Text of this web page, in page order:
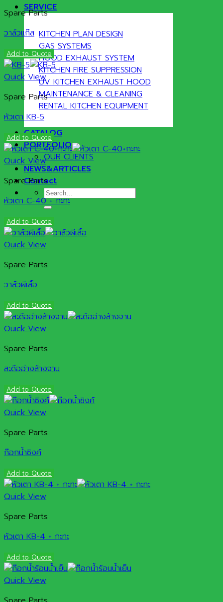
SERVICE
KITCHEN PLAN DESIGN
GAS SYSTEMS
HOOD EXHAUST SYSTEM
KITCHEN FIRE SUPPRESSION
UV KITCHEN EXHAUST HOOD
MAINTENANCE & CLEANING
RENTAL KITCHEN EQUIPMENT
CATALOG
PORTFOLIO
OUR CLIENTS
NEWS&ARTICLES
Contact
Search
for:
Spare Parts
วาล์วแก๊ส
Add to Quote
Quick View
Spare Parts
หัวเตา KB-5
Add to Quote
Quick View
Spare Parts
หัวเตา C-40 + กะทะ
Add to Quote
Quick View
Spare Parts
วาล์วผีเสื้อ
Add to Quote
Quick View
Spare Parts
สะดืออ่างล้างจาน
Add to Quote
Quick View
Spare Parts
ก๊อกน้ำซิงค์
Add to Quote
Quick View
Spare Parts
หัวเตา KB-4 + กะทะ
Add to Quote
Quick View